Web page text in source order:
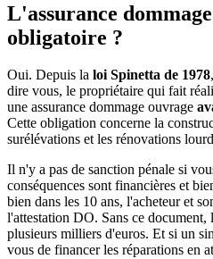
L'assurance
obligatoire ?
Oui. Depuis la loi Spinetta de 1978
dire vous, le propriétaire qui fait
une assurance dommage ouvrage
Cette obligation concerne la
surélévations et les rénovations
Il n'y a pas de sanction pénale si
conséquences sont financières et
bien dans les 10 ans, l'acheteur et
l'attestation DO. Sans ce
plusieurs milliers d'euros. Et si un
vous de financer les réparations en